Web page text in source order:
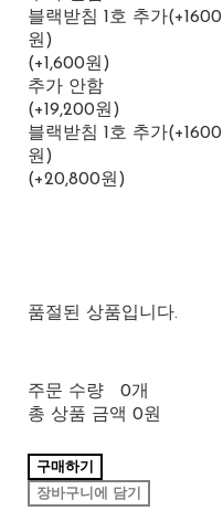
블랙받침 1호 추가(+1600
원)
(+1,600원)
추가 안함
(+19,200원)
블랙받침 1호 추가(+1600
원)
(+20,800원)
품절된 상품입니다.
주문 수량
0개
총 상품 금액 0원
구매하기
장바구니에 담기